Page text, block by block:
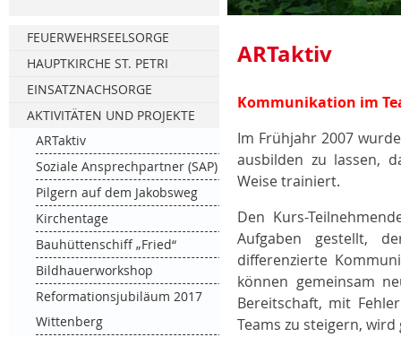
FEUERWEHRSEELSORGE
HAUPTKIRCHE ST. PETRI
Florianstag
Türmerstube
Was macht ein Smart im Turm?
Adventsfeier der Pensionäre
Gottesdienste
EINSATZNACHSORGE
Gesprächsnachsorge
Seminare Gesprächsnachsorge
Fachtagung Einsatznachsorge
Bilder der Fachtagung 2025
AKTIVITÄTEN UND PROJEKTE
ARTaktiv
Soziale Ansprechpartner (SAP)
Pilgern auf dem Jakobsweg
Kirchentage
Bauhüttenschiff „Fried“
Bildhauerworkshop
Reformationsjubiläum 2017
Wittenberg
ARTaktiv
Kommunikation im
Im Frühjahr 2007
ausbilden zu lassen,
Weise trainiert.
Den Kurs-
Aufgaben gestellt,
differenzierte
können gemeinsam
Bereitschaft, mit
Teams zu steigern,